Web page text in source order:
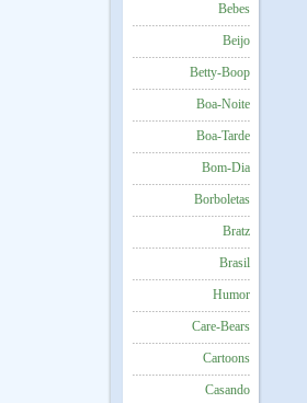
Bebes
Beijo
Betty-Boop
Boa-Noite
Boa-Tarde
Bom-Dia
Borboletas
Bratz
Brasil
Humor
Care-Bears
Cartoons
Casando